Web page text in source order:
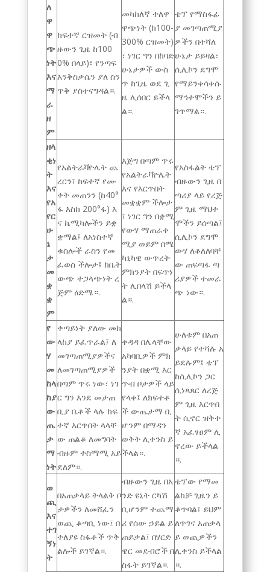
ለ
ዋ
ዋ
ጭ
ነት
እና
ማ
ራ
ዘ
ም
ከፍተኛ ርዝመት (ብ
ዙውን ጊዜ ከ100
0% በላይ)፣ የንጣፍ
እንቅስቃሴን ያለ ስን
ጥቅ ያስተናግዳል።.
መካከለኛ ተለዋ
ዋጭነት (ከ100-
300% ርዝመት)
፣ ነገር ግን በከባድ
ሁኔታዎች ውስ
ጥ ከጊዜ ወደ ጊ
ዜ ሊሰበር ይችላ
ል።.
ቴፕ የማስፋፊ
ያ መገጣጠሚያ
ዎችን በተሻለ
ሁኔታ ይይዛል፣
ሲሊኮን ደግሞ
የማይንቀሳቀሱ
ማኅተሞችን ይ
ገጥማል።.
ዘላ
ቂነ
ት
እና
የአ
የር
ሁ
ኔ
ታ
መ
ቋ
ቋ
ም
የአልትራቫዮሌት ጨ
ረርን፣ ከፍተኛ የሙ
ቀት መጠንን (ከ40°
ፋ እስከ 200°ፋ) እ
ና ኬሚካሎችን ይቋ
ቋማል፤ ለአነስተኛ
ቁስሎች ራስን የመ
ፈወስ ችሎታ፤ ከቤት
ውጭ ተጋላጭነት ረ
ጅም ዕድሜ።.
እጅግ በጣም ጥሩ
የአልትራቫዮሌት
እና የእርጥበት
መቋቋም ችሎታ
፣ ነገር ግን በቋሚ
የውሃ ማጠራቀ
ሚያ ወይም በሜ
ካኒካዊ ውጥረት
ምክንያት በፍጥነ
ት ሊበላሽ ይችላ
ል።.
የአስፋልት ቴፕ
ብዙውን ጊዜ በ
ጣሪያ ላይ የረጅ
ም ጊዜ ማህተ
ሞችን ይሰጣል፤
ሲሊኮን ደግሞ
ውሃ ለቆለለባቸ
ው ጠፍጣፋ ጣ
ሪያዎች ተመራ
ጭ ነው።.
የ
ው
ሃ
መ
ከላ
ከያ
ው
ጤ
ታ
ማ
ነት
ቀጣይነት ያለው መከ
ላከያ ይፈጥራል፤ ለ
መገጣጠሚያዎችና
ለመገጣጠሚያዎች
በጣም ጥሩ ነው፣ ነገ
ር ግን እንደ መታጠ
ቢያ ቤቶች ላሉ ከፍ
ተኛ እርጥበት ላላቸ
ው ጠልቆ ለመግባት
ብዙም ተስማሚ አይ
ደለም።.
ቀዳዳ በሌላቸው
አካባቢዎች ምክ
ንያት በቋሚ እር
ጥብ ቦታዎች ላይ
የላቀ፤ ለክፍተቶ
ች ውጤታማ ቢ
ሆንም በማዳን
ወቅት ሊቀንስ ይ
ችላል።.
ሁለቱም በአጠ
ቃላይ የተሻሉ አ
ይደሉም፤ ቴፕ
ከሲሊኮን ጋር
ሲነጻጸር ለረጅ
ም ጊዜ እርጥበ
ት ሲኖር ዝቅተ
ኛ አፈፃፀም ሊ
ኖረው ይችላል
።.
ወ
ጪ
እና
ተገ
ኝነ
ት
በአጠቃላይ ትላልቅ ቦ
ታዎችን ለመሸፈን
ወጪ ቆጣቢ ነው፤ በ
ተለያዩ ስፋቶች ጥቅ
ልሎች ይገኛል።.
ብዙውን ጊዜ በአ
ንድ ዩኒት ርካሽ
ቢሆንም ተጨማ
ሪ የሰው ኃይል ይ
ጠይቃል፤ በሃርድ
ዌር መደብሮች በ
ስፋት ይገኛል።.
ቴፕው የማመ
ልከቻ ጊዜን ይ
ቆጥባል፣ ይህም
ለጥገና አጠቃላ
ይ ወጪዎችን
ሊቀንስ ይችላል
።.